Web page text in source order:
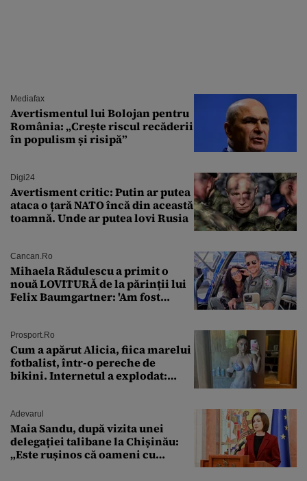
Mediafax
Avertismentul lui Bolojan pentru
România: „Crește riscul recăderii
în populism și risipă”
Digi24
Avertisment critic: Putin ar putea
ataca o țară NATO încă din această
toamnă. Unde ar putea lovi Rusia
Cancan.ro
Mihaela Rădulescu a primit o
nouă LOVITURĂ de la părinții lui
Felix Baumgartner: 'Am fost
Prosport.ro
Cum a apărut Alicia, fiica marelui
fotbalist, într-o pereche de
bikini. Internetul a explodat:
Adevarul
Maia Sandu, după vizita unei
delegației talibane la Chișinău:
„Este rușinos că oameni cu